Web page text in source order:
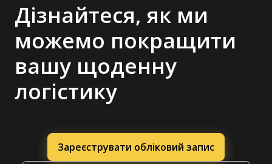
Дізнайтеся, як ми
можемо покращити
вашу щоденну
логістику
Зареєструвати обліковий запис